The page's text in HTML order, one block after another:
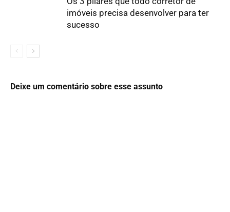
imóveis precisa desenvolver para ter
sucesso
Deixe um comentário sobre esse assunto